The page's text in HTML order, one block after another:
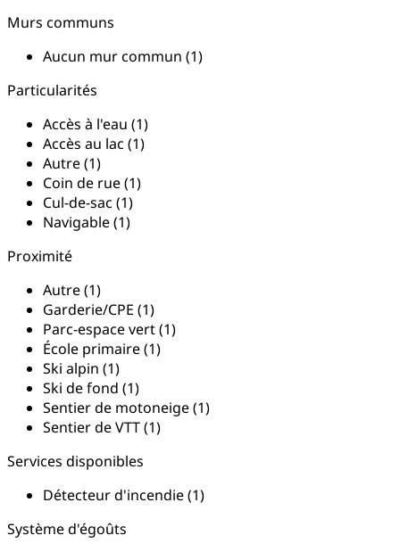
Murs communs
Aucun mur commun (1)
Particularités
Accès à l'eau (1)
Accès au lac (1)
Autre (1)
Coin de rue (1)
Cul-de-sac (1)
Navigable (1)
Proximité
Autre (1)
Garderie/CPE (1)
Parc-espace vert (1)
École primaire (1)
Ski alpin (1)
Ski de fond (1)
Sentier de motoneige (1)
Sentier de VTT (1)
Services disponibles
Détecteur d'incendie (1)
Système d'égoûts